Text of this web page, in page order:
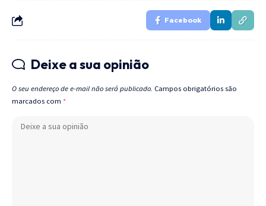
Facebook
Deixe a sua opinião
O seu endereço de e-mail não será publicado. Campos obrigatórios são
marcados com *